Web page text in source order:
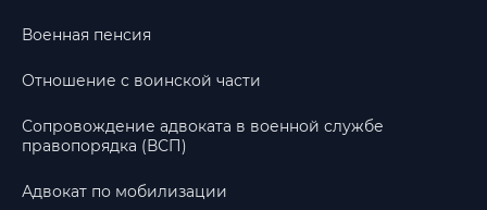
Военная пенсия
Отношение с воинской части
Сопровождение адвоката в военной службе
правопорядка (ВСП)
Адвокат по мобилизации